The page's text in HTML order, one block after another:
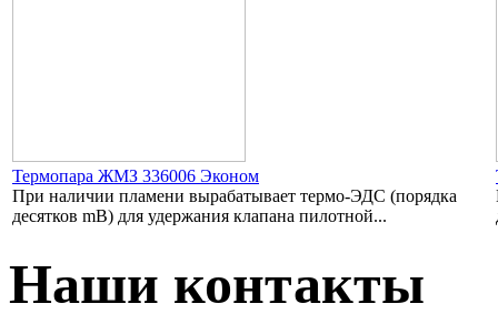
Термопара ЖМЗ 336006 Эконом
При наличии пламени вырабатывает термо-ЭДС (порядка
десятков mB) для удержания клапана пилотной...
Наши контакты